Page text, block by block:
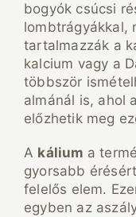
bogyók csúcsi
lombtrágyákkal,
tartalmazzák a
kalcium vagy a
többször
almánál is, ahol
előzhetik meg
A kálium a
gyorsabb
felelős elem.
egyben az